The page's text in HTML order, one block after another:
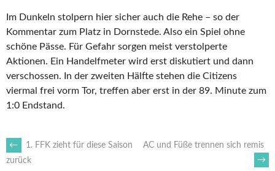
Im Dunkeln stolpern hier sicher auch die Rehe – so der
Kommentar zum Platz in Dornstede. Also ein Spiel ohne
schöne Pässe. Für Gefahr sorgen meist verstolperte
Aktionen. Ein Handelfmeter wird erst diskutiert und dann
verschossen. In der zweiten Hälfte stehen die Citizens
viermal frei vorm Tor, treffen aber erst in der 89. Minute zum
1:0 Endstand.
ARTIKEL-
←
1. FFK zieht für diese Saison
zurück
AC und Füße trennen sich remis
→